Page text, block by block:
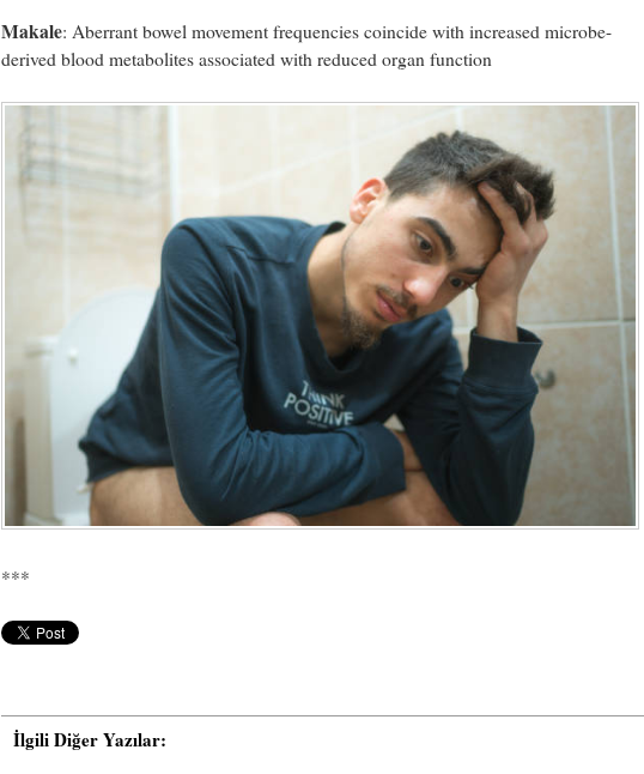
Makale: Aberrant bowel movement frequencies coincide with increased microbe-
derived blood metabolites associated with reduced organ function
***
İlgili Diğer Yazılar: